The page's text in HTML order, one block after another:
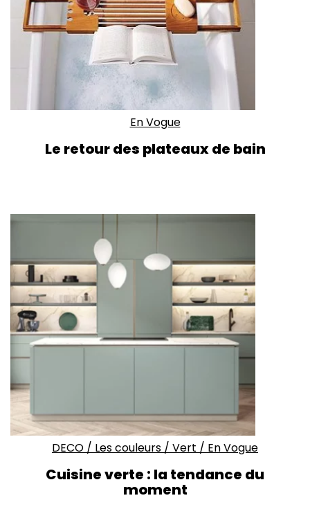
En Vogue
Le retour des plateaux de bain
DECO / Les couleurs / Vert / En Vogue
Cuisine verte : la tendance du
moment